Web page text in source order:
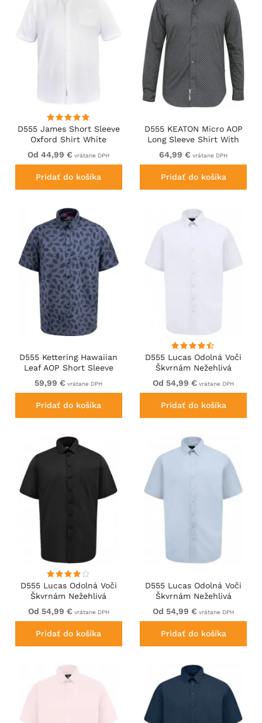
D555 James Short Sleeve
Oxford Shirt White
Od 44,99 € vrátane DPH
Pridať do košíka
D555 KEATON Micro AOP
Long Sleeve Shirt With
Concealed Button Down
Collar Grey
64,99 € vrátane DPH
Pridať do košíka
D555 Kettering Hawaiian
Leaf AOP Short Sleeve
Button Down Collar Shirt
Denim
59,99 € vrátane DPH
Pridať do košíka
D555 Lucas Odolná Voči
Škvrnám Nežehlivá
Strečová Košeľa S
Krátkym Rukávom Biela
Od 54,99 € vrátane DPH
Pridať do košíka
D555 Lucas Odolná Voči
Škvrnám Nežehlivá
Strečová Košeľa S
Krátkym Rukávom Čierna
Od 54,99 € vrátane DPH
Pridať do košíka
D555 Lucas Odolná Voči
Škvrnám Nežehlivá
Strečová Košeľa S
Krátkym Rukávom
Od 54,99 € vrátane DPH
Pridať do košíka